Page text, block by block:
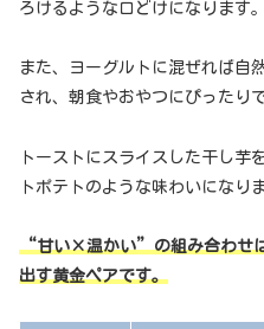
ろけるような口どけになります。
また、ヨーグルトに混ぜれば自
され、朝食やおやつにぴったりで
トーストにスライスした干し芋
トポテトのような味わいになりま
“甘い×温かい”の組み合わせ
出す黄金ペアです。